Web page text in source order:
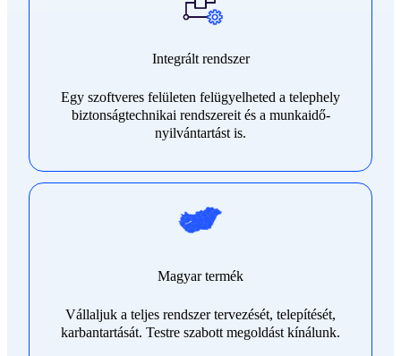
Integrált rendszer
Egy szoftveres felületen felügyelheted a telephely
biztonságtechnikai rendszereit és a munkaidő-
nyilvántartást is.
Magyar termék
Vállaljuk a teljes rendszer tervezését, telepítését,
karbantartását. Testre szabott megoldást kínálunk.